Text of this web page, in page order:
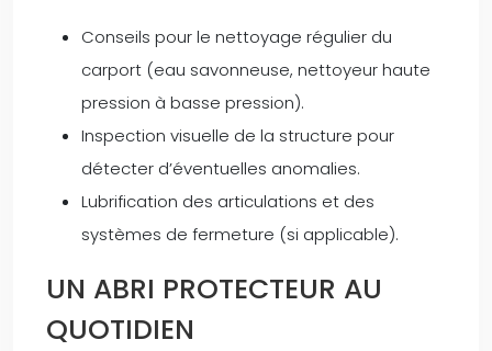
Conseils pour le nettoyage régulier du
carport (eau savonneuse, nettoyeur haute
pression à basse pression).
Inspection visuelle de la structure pour
détecter d’éventuelles anomalies.
Lubrification des articulations et des
systèmes de fermeture (si applicable).
UN ABRI PROTECTEUR AU
QUOTIDIEN